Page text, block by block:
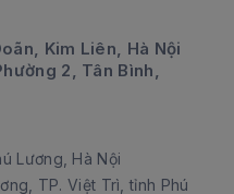
Kim Liên, Hà Nội
2, Tân Bình,
Lương, Hà Nội
TP. Việt Trì, tỉnh Phú